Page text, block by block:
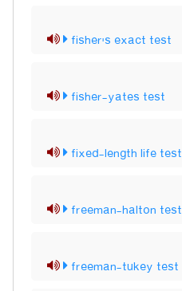
fisher's exact test
fisher-yates test
fixed-length life test
freeman-halton test
freeman-tukey test